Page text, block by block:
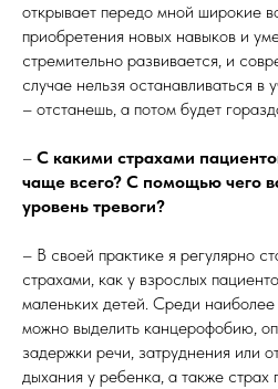
открывает передо мной широкие
приобретения новых навыков и
стремительно развивается, и
случае нельзя останавливаться в
– отстанешь, а потом будет
– С какими страхами
чаще всего? С помощью чего
уровень тревоги?
– В своей практике я регулярно
страхами, как у взрослых
маленьких детей. Среди
можно выделить канцерофобию,
задержки речи, затруднения или
дыхания у ребенка, а также